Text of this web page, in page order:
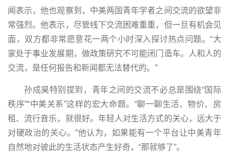
闻表示，他也观察到，中美两国青年学者之间交流的欲望非
常强烈。他表示，尽管线下交流困难重重，但一旦有机会见
面，双方都非常愿意花一两个小时深入探讨热点问题。“大
家处于事业发展期，做政策研究不可能闭门造车。人和人的
交流，是任何报告和新闻都无法替代的。”
孙成昊特别提到，青年之间的交流不必总是围绕“国际
秩序”“中美关系”这样的宏大命题。“聊一聊生活、物价、房
租、流行音乐，就很好。年轻人对生活方式的关心，远大于
对硬政治的关心。”他认为，如果能有一个平台让中美青年
自然地对彼此的生活状态产生好奇，“那就够了”。